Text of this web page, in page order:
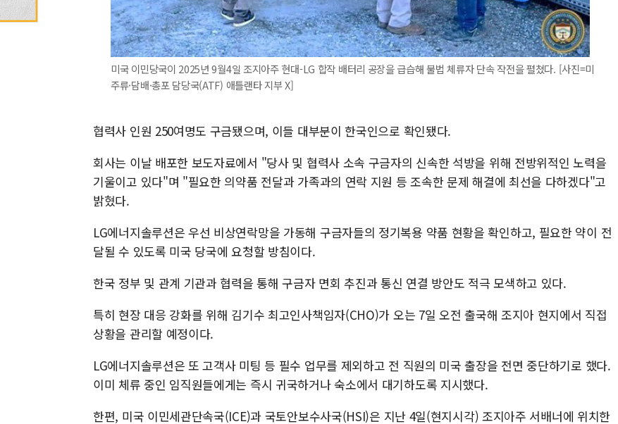
미국 이민당국이 2025년 9월4일 조지아주 현대-LG 합작 배터리 공장을 급습해 불법 체류자 단속 작전을 펼쳤다. [사진=미
주류·담배·총포 담당국(ATF) 애틀랜타 지부 X]
협력사 인원 250여명도 구금됐으며, 이들 대부분이 한국인으로 확인됐다.
회사는 이날 배포한 보도자료에서 "당사 및 협력사 소속 구금자의 신속한 석방을 위해 전방위적인 노력을
기울이고 있다"며 "필요한 의약품 전달과 가족과의 연락 지원 등 조속한 문제 해결에 최선을 다하겠다"고
밝혔다.
LG에너지솔루션은 우선 비상연락망을 가동해 구금자들의 정기복용 약품 현황을 확인하고, 필요한 약이 전
달될 수 있도록 미국 당국에 요청할 방침이다.
한국 정부 및 관계 기관과 협력을 통해 구금자 면회 추진과 통신 연결 방안도 적극 모색하고 있다.
특히 현장 대응 강화를 위해 김기수 최고인사책임자(CHO)가 오는 7일 오전 출국해 조지아 현지에서 직접
상황을 관리할 예정이다.
LG에너지솔루션은 또 고객사 미팅 등 필수 업무를 제외하고 전 직원의 미국 출장을 전면 중단하기로 했다.
이미 체류 중인 임직원들에게는 즉시 귀국하거나 숙소에서 대기하도록 지시했다.
한편, 미국 이민세관단속국(ICE)과 국토안보수사국(HSI)은 지난 4일(현지시각) 조지아주 서배너에 위치한